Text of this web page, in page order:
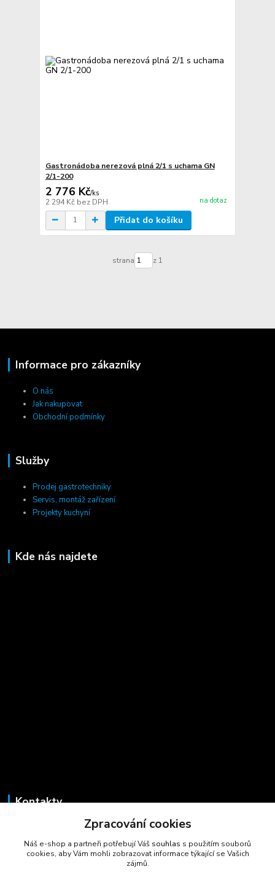
Gastronádoba nerezová plná 2/1 s uchama GN
2/1-200
2 776 Kč/ks
2 294 Kč bez DPH na dotaz
Přidat do košíku
strana z 1
Informace pro zákazníky
O nás
Jak nakupovat
Obchodní podmínky
Služby
Prodej gastrotechniky
Servis, montáž zařízení
Projekty kuchyní
Kde nás najdete
Kontakty
+420 723 725 881
(Po-Pá, 8-16 hod.)
Zpracování cookies
Náš e-shop a partneři potřebují Váš souhlas s použitím souborů
cookies, aby Vám mohli zobrazovat informace týkající se Vašich
zájmů.